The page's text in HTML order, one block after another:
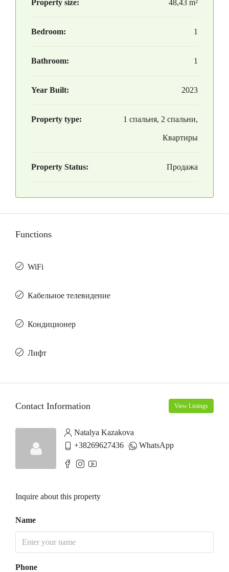
Property size: 48,43 m²
Bedroom: 1
Bathroom: 1
Year Built: 2023
Property type: 1 спальня, 2 спальни,
Квартиры
Property Status: Продажа
Functions
WiFi
Кабельное телевидение
Кондиционер
Лифт
Contact Information View Listings
Natalya Kazakova
+38269627436
WhatsApp
Inquire about this property
Name
Phone